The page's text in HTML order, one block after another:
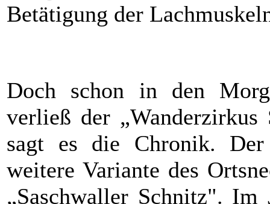
Betätigung der
Doch schon in den
verließ der
sagt es die Chronik.
weitere Variante des
„Saschwaller Schnitz". Im